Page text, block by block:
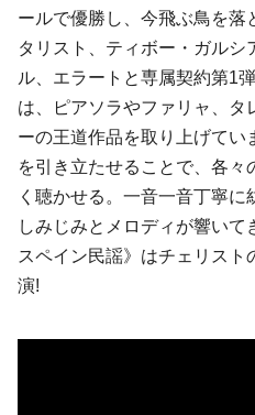
ールで優勝し、今飛ぶ鳥を
タリスト、 ティボー・ガルシ
ル、エラートと専属契約第1
は、ピアソラやファリャ、タ
ーの王道作品を取り上げてい
を引き立たせることで、各々
く聴かせる。一音一音丁寧
しみじみとメロディが響い
スペイン民謡》はチェリスト
演!